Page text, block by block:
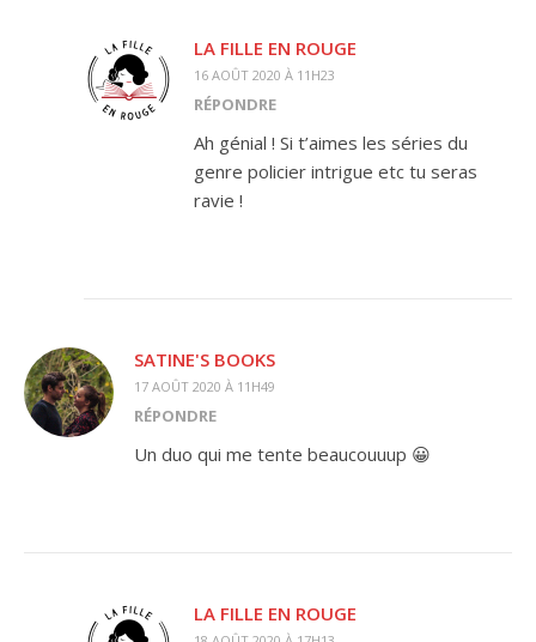
LA FILLE EN ROUGE
16 AOÛT 2020 À 11H23
RÉPONDRE
Ah génial ! Si t’aimes les séries du
genre policier intrigue etc tu seras
ravie !
SATINE'S BOOKS
17 AOÛT 2020 À 11H49
RÉPONDRE
Un duo qui me tente beaucouuup 😀
LA FILLE EN ROUGE